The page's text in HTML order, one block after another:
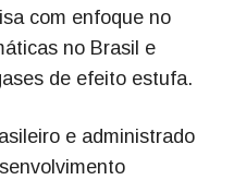
com enfoque no
no Brasil e
de efeito estufa.
e administrado